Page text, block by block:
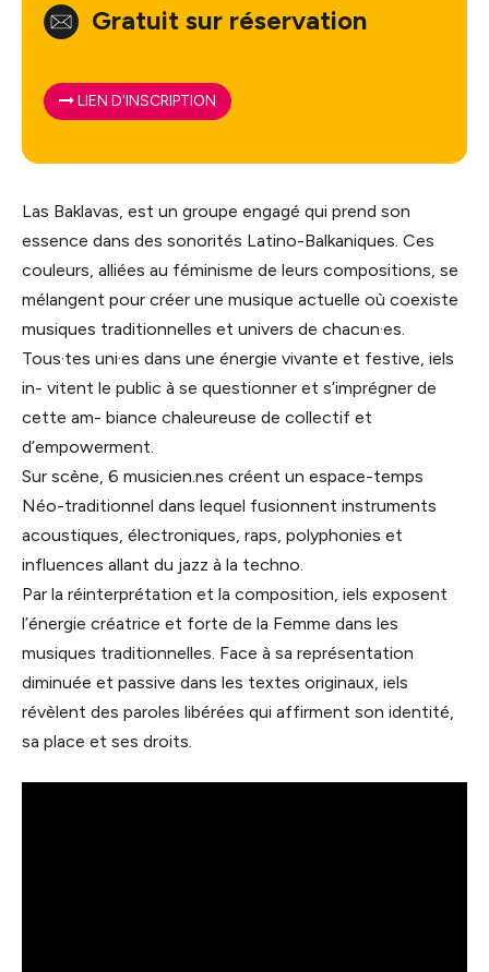
Gratuit sur réservation
LIEN D'INSCRIPTION
Las Baklavas, est un groupe engagé qui prend son
essence dans des sonorités Latino-Balkaniques. Ces
couleurs, alliées au féminisme de leurs compositions, se
mélangent pour créer une musique actuelle où coexiste
musiques traditionnelles et univers de chacun·es.
Tous·tes uni·es dans une énergie vivante et festive, iels
in- vitent le public à se questionner et s’imprégner de
cette am- biance chaleureuse de collectif et
d’empowerment.
Sur scène, 6 musicien.nes créent un espace-temps
Néo-traditionnel dans lequel fusionnent instruments
acoustiques, électroniques, raps, polyphonies et
influences allant du jazz à la techno.
Par la réinterprétation et la composition, iels exposent
l’énergie créatrice et forte de la Femme dans les
musiques traditionnelles. Face à sa représentation
diminuée et passive dans les textes originaux, iels
révèlent des paroles libérées qui affirment son identité,
sa place et ses droits.